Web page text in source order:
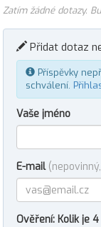
Zatím žádné dotazy.
Přidat dotaz
Příspěvky
schválení.
Vaše jméno
E-mail
Ověření: Kolik je